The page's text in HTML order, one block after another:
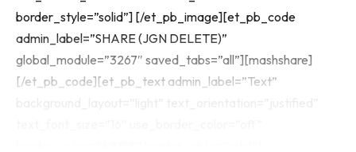
border_style=”solid”] [/et_pb_image][et_pb_code
admin_label=”SHARE (JGN DELETE)”
global_module=”3267″ saved_tabs=”all”][mashshare]
[/et_pb_code][et_pb_text admin_label=”Text”